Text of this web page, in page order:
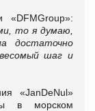
«DFMGroup»:
то я думаю,
достаточно
шаг и
«JanDeNul»
в морском